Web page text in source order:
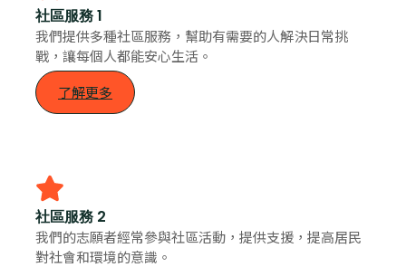
社區服務 1
我們提供多種社區服務，幫助有需要的人解決日常挑
戰，讓每個人都能安心生活。
了解更多
社區服務 2
我們的志願者經常參與社區活動，提供支援，提高居民
對社會和環境的意識。